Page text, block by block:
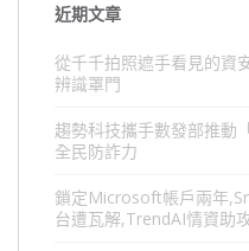
近期文章
從千千拍照遮手看見的資
辨識罩門
趨勢科技攜手數發部推動
全民防詐力
鎖定Microsoft帳戶兩年
台遭瓦解,TrendAI情資助